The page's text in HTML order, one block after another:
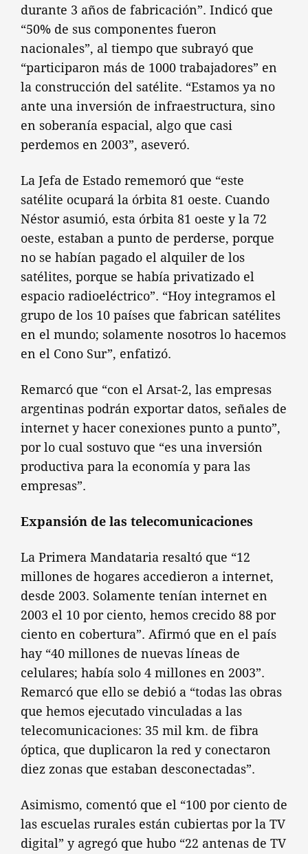
durante 3 años de fabricación”. Indicó que
“50% de sus componentes fueron
nacionales”, al tiempo que subrayó que
“participaron más de 1000 trabajadores” en
la construcción del satélite. “Estamos ya no
ante una inversión de infraestructura, sino
en soberanía espacial, algo que casi
perdemos en 2003”, aseveró.
La Jefa de Estado rememoró que “este
satélite ocupará la órbita 81 oeste. Cuando
Néstor asumió, esta órbita 81 oeste y la 72
oeste, estaban a punto de perderse, porque
no se habían pagado el alquiler de los
satélites, porque se había privatizado el
espacio radioeléctrico”. “Hoy integramos el
grupo de los 10 países que fabrican satélites
en el mundo; solamente nosotros lo hacemos
en el Cono Sur”, enfatizó.
Remarcó que “con el Arsat-2, las empresas
argentinas podrán exportar datos, señales de
internet y hacer conexiones punto a punto”,
por lo cual sostuvo que “es una inversión
productiva para la economía y para las
empresas”.
Expansión de las telecomunicaciones
La Primera Mandataria resaltó que “12
millones de hogares accedieron a internet,
desde 2003. Solamente tenían internet en
2003 el 10 por ciento, hemos crecido 88 por
ciento en cobertura”. Afirmó que en el país
hay “40 millones de nuevas líneas de
celulares; había solo 4 millones en 2003”.
Remarcó que ello se debió a “todas las obras
que hemos ejecutado vinculadas a las
telecomunicaciones: 35 mil km. de fibra
óptica, que duplicaron la red y conectaron
diez zonas que estaban desconectadas”.
Asimismo, comentó que el “100 por ciento de
las escuelas rurales están cubiertas por la TV
digital” y agregó que hubo “22 antenas de TV